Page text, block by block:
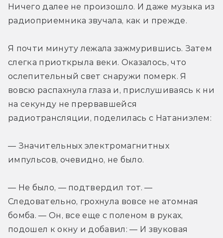
Ничего далее не произошло. И даже музыка из
радиоприемника звучала, как и прежде.
Я почти минуту лежала зажмурившись. Затем
слегка приоткрыла веки. Оказалось, что
ослепительный свет снаружи померк. Я
вовсю распахнула глаза и, прислушиваясь к ни
на секунду не прервавшейся
радиотрансляции, поделилась с Натаниэлем:
— Значительных электромагнитных
импульсов, очевидно, не было.
— Не было, — подтвердил тот. —
Следовательно, грохнула вовсе не атомная
бомба. — Он, все еще с поленом в руках,
подошел к окну и добавил: — И звуковая